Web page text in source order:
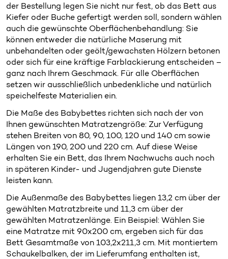
der Bestellung legen Sie nicht nur fest, ob das Bett aus
Kiefer oder Buche gefertigt werden soll, sondern wählen
auch die gewünschte Oberflächenbehandlung: Sie
können entweder die natürliche Maserung mit
unbehandelten oder geölt/gewachsten Hölzern betonen
oder sich für eine kräftige Farblackierung entscheiden –
ganz nach Ihrem Geschmack. Für alle Oberflächen
setzen wir ausschließlich unbedenkliche und natürlich
speichelfeste Materialien ein.
Die Maße des Babybettes richten sich nach der von
Ihnen gewünschten Matratzengröße: Zur Verfügung
stehen Breiten von 80, 90, 100, 120 und 140 cm sowie
Längen von 190, 200 und 220 cm. Auf diese Weise
erhalten Sie ein Bett, das Ihrem Nachwuchs auch noch
in späteren Kinder- und Jugendjahren gute Dienste
leisten kann.
Die Außenmaße des Babybettes liegen 13,2 cm über der
gewählten Matratzbreite und 11,3 cm über der
gewählten Matratzenlänge. Ein Beispiel: Wählen Sie
eine Matratze mit 90x200 cm, ergeben sich für das
Bett Gesamtmaße von 103,2x211,3 cm. Mit montiertem
Schaukelbalken, der im Lieferumfang enthalten ist,